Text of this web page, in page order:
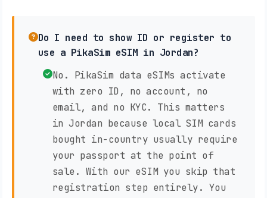
Do I need to show ID or register to
use a PikaSim eSIM in Jordan?
No. PikaSim data eSIMs activate
with zero ID, no account, no
email, and no KYC. This matters
in Jordan because local SIM cards
bought in-country usually require
your passport at the point of
sale. With our eSIM you skip that
registration step entirely. You